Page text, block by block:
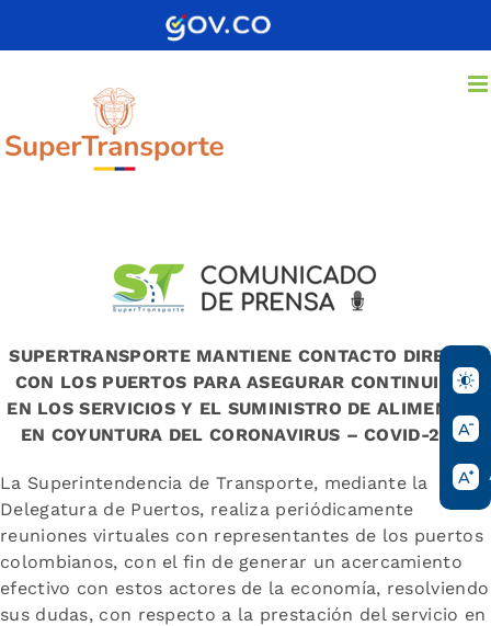
SUPERTRANSPORTE MANTIENE CONTACTO DIRECTO
CON LOS PUERTOS PARA ASEGURAR CONTINUIDAD
EN LOS SERVICIOS Y EL SUMINISTRO DE ALIMENTOS
EN COYUNTURA DEL CORONAVIRUS – COVID-2019
La Superintendencia de Transporte, mediante la
Delegatura de Puertos, realiza periódicamente
reuniones virtuales con representantes de los puertos
colombianos, con el fin de generar un acercamiento
efectivo con estos actores de la economía, resolviendo
sus dudas, con respecto a la prestación del servicio en